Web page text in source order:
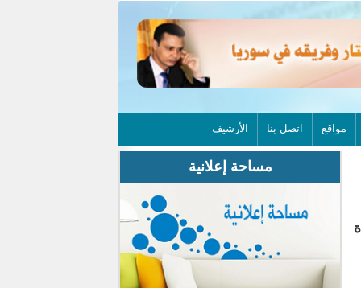
مواقع اتصل بنا الأرشيف
مساحة إعلانية